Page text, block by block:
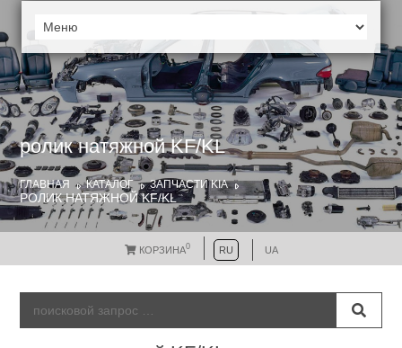
ролик натяжной KF/KL
ГЛАВНАЯ КАТАЛОГ ЗАПЧАСТИ KIA
РОЛИК НАТЯЖНОЙ KF/KL
КОРЗИНА0 RU UA